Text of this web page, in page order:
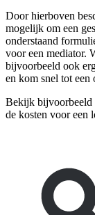
Door hierboven
mogelijk om een
onderstaand
voor een mediator.
bijvoorbeeld ook
en kom snel tot
Bekijk bijvoorbeeld
de kosten voor een